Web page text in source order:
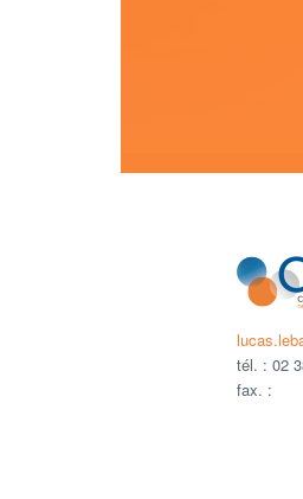
tél. : 02
fax. :